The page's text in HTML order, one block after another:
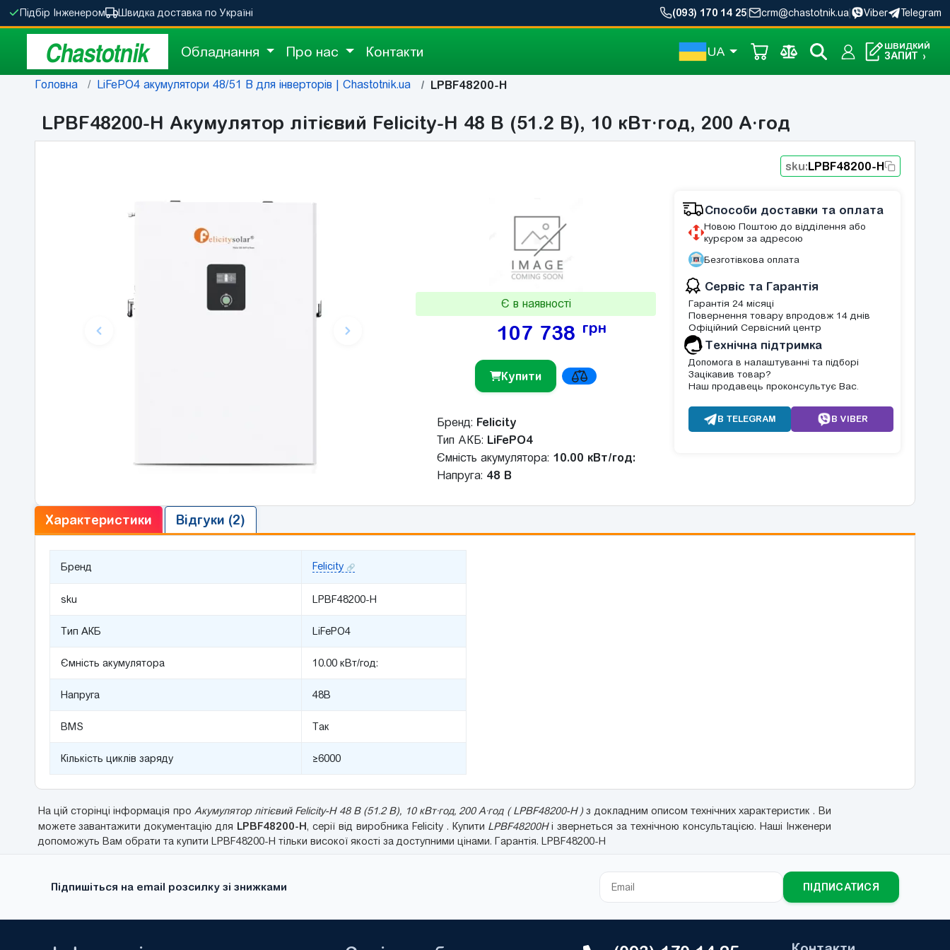
Підбір Інженером Швидка доставка по Україні (093) 170 14 25 crm@chastotnik.ua Viber Telegram
Chastotnik Обладнання Про нас Контакти UA ШВИДКИЙ
ЗАПИТ ›
Головна LiFePO4 акумулятори 48/51 В для інверторів | Chastotnik.ua LPBF48200-H
LPBF48200-H Акумулятор літієвий Felicity-H 48 В (51.2 В), 10 кВт·год, 200 А·год
sku:LPBF48200-H
Є в наявності
107 738 грн
Купити
Бренд: Felicity
Тип АКБ: LiFePO4
Ємність акумулятора: 10.00 кВт/год:
Напруга: 48 В
Способи доставки та оплата
Новою Поштою до відділення або
курєром за адресою
Безготівкова оплата
Сервіс та Гарантія
Гарантія 24 місяці
Повернення товару впродовж 14 днів
Офіційний Сервісний центр
Tехнічна підтримка
Допомога в налаштуванні та підборі
Зацікавив товар?
Наш продавець проконсультує Вас.
В TELEGRAM В VIBER
Характеристики Відгуки (2)
Бренд Felicity
sku LPBF48200-H
Тип АКБ LiFePO4
Ємність акумулятора 10.00 кВт/год:
Напруга 48В
BMS Так
Кількість циклів заряду ≥6000
На цій сторінці інформація про Акумулятор літієвий Felicity-H 48 В (51.2 В), 10 кВт·год, 200 А·год ( LPBF48200-H ) з докладним описом технічних характеристик . Ви
можете завантажити документацію для LPBF48200-H, серії від виробника Felicity . Купити LPBF48200Hі звернеться за технічною консультацією. Наші Інженери
допоможуть Вам обрати та купити LPBF48200-H тільки високої якості за доступними цінами. Гарантія. LPBF48200-H
Підпишіться на email розсилку зі знижками ПІДПИСАТИСЯ